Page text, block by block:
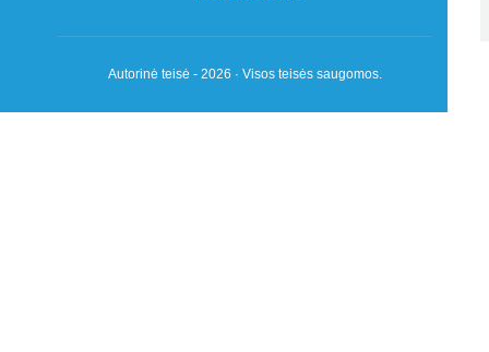
Autorinė teisė - 2026 · Visos teisės saugomos.